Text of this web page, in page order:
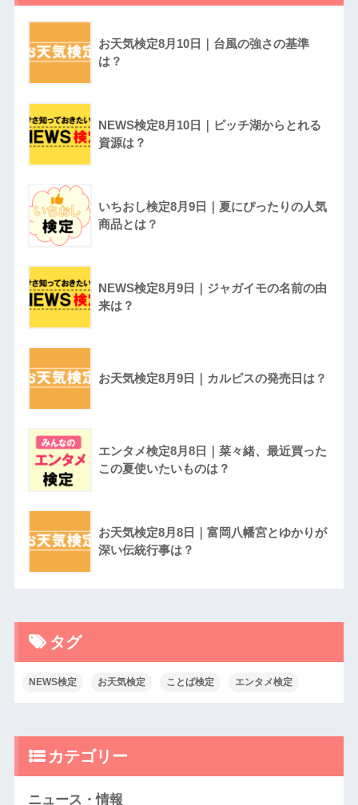
お天気検定8月10日｜台風の強さの基準
は？
NEWS検定8月10日｜ピッチ湖からとれる
資源は？
いちおし検定8月9日｜夏にぴったりの人気
商品とは？
NEWS検定8月9日｜ジャガイモの名前の由
来は？
お天気検定8月9日｜カルピスの発売日は？
エンタメ検定8月8日｜菜々緒、最近買った
この夏使いたいものは？
お天気検定8月8日｜富岡八幡宮とゆかりが
深い伝統行事は？
タグ
NEWS検定 お天気検定 ことば検定 エンタメ検定
カテゴリー
ニュース・情報